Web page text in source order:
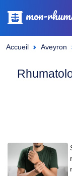
mon-
Accueil Aveyron